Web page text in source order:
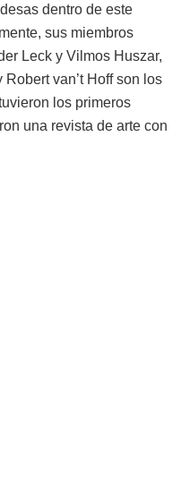
dentro de este
sus miembros
Leck y Vilmos Huszar,
van’t Hoff son los
los primeros
una revista de arte con